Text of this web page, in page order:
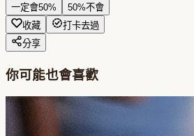
一定會50% 50%不會
收藏
打卡去過
分享
你可能也會喜歡